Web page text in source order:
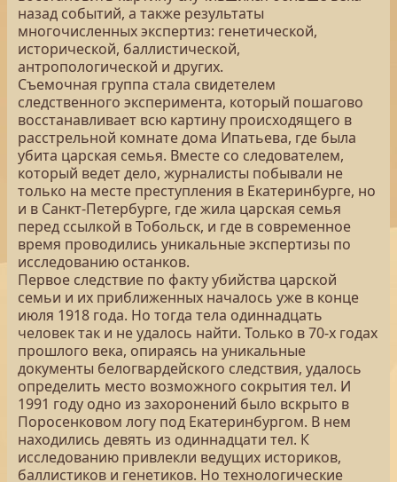
назад событий, а также результаты
многочисленных экспертиз: генетической,
исторической, баллистической,
антропологической и других.
Съемочная группа стала свидетелем
следственного эксперимента, который пошагово
восстанавливает всю картину происходящего в
расстрельной комнате дома Ипатьева, где была
убита царская семья. Вместе со следователем,
который ведет дело, журналисты побывали не
только на месте преступления в Екатеринбурге, но
и в Санкт-Петербурге, где жила царская семья
перед ссылкой в Тобольск, и где в современное
время проводились уникальные экспертизы по
исследованию останков.
Первое следствие по факту убийства царской
семьи и их приближенных началось уже в конце
июля 1918 года. Но тогда тела одиннадцать
человек так и не удалось найти. Только в 70-х годах
прошлого века, опираясь на уникальные
документы белогвардейского следствия, удалось
определить место возможного сокрытия тел. И
1991 году одно из захоронений было вскрыто в
Поросенковом логу под Екатеринбургом. В нем
находились девять из одиннадцати тел. К
исследованию привлекли ведущих историков,
баллистиков и генетиков. Но технологические